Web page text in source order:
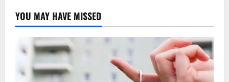
YOU MAY HAVE MISSED